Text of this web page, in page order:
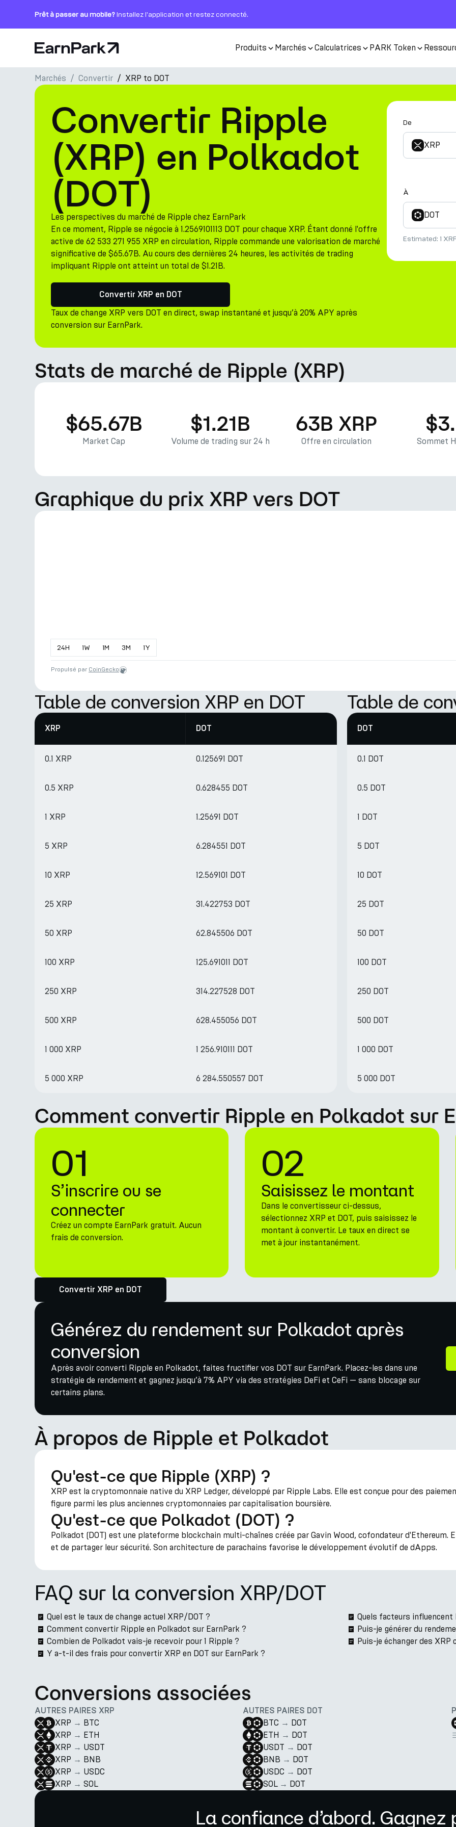
Prêt à passer au mobile?Installez l'application et restez connecté.
Page d'accueil Produits Marchés Calculatrices PARK Token
Produits
Marchés
Calculatrices
PARK Token
Ressources
Entreprise
Marchés Convertir XRP to DOT
Convertir Ripple
(XRP) en Polkadot
(DOT)
Les perspectives du marché de Ripple chez EarnPark
En ce moment, Ripple se négocie à 1.2569101113 DOT pour chaque XRP. Étant donné l'offre
active de 62 533 271 955 XRP en circulation, Ripple commande une valorisation de marché
significative de $65.67B. Au cours des dernières 24 heures, les activités de trading
impliquant Ripple ont atteint un total de $1.21B.
Convertir XRP en DOT
Taux de change XRP vers DOT en direct, swap instantané et jusqu’à 20% APY après
conversion sur EarnPark.
De
XRP
À
DOT
Estimated: 1
Stats de marché de Ripple (XRP)
$65.67B
Market Cap
$1.21B
Volume de trading sur 24 h
63B XRP
Offre en circulation Sommet
Graphique du prix XRP vers DOT
24H 1W 1M 3M 1Y
Propulsé par CoinGecko
Table de conversion XRP en DOT
XRP DOT
0.1 XRP 0.125691 DOT
0.5 XRP 0.628455 DOT
1 XRP 1.25691 DOT
5 XRP 6.284551 DOT
10 XRP 12.569101 DOT
25 XRP 31.422753 DOT
50 XRP 62.845506 DOT
100 XRP 125.691011 DOT
250 XRP 314.227528 DOT
500 XRP 628.455056 DOT
1 000 XRP 1 256.910111 DOT
5 000 XRP 6 284.550557 DOT
Table de
DOT
0.1 DOT
0.5 DOT
1 DOT
5 DOT
10 DOT
25 DOT
50 DOT
100 DOT
250 DOT
500 DOT
1 000 DOT
5 000 DOT
Comment convertir Ripple en Polkadot sur
01
S’inscrire ou se
connecter
Créez un compte EarnPark gratuit. Aucun
frais de conversion.
02
Saisissez le montant
Dans le convertisseur ci-dessus,
sélectionnez XRP et DOT, puis saisissez le
montant à convertir. Le taux en direct se
met à jour instantanément.
Convertir XRP en DOT
Générez du rendement sur Polkadot après
conversion
Après avoir converti Ripple en Polkadot, faites fructifier vos DOT sur EarnPark. Placez-les dans une
stratégie de rendement et gagnez jusqu’à 7% APY via des stratégies DeFi et CeFi — sans blocage sur
certains plans.
À propos de Ripple et Polkadot
Qu'est-ce que Ripple (XRP) ?
XRP est la cryptomonnaie native du XRP Ledger, développé par Ripple Labs. Elle est conçue pour des
figure parmi les plus anciennes cryptomonnaies par capitalisation boursière.
Qu'est-ce que Polkadot (DOT) ?
Polkadot (DOT) est une plateforme blockchain multi-chaînes créée par Gavin Wood, cofondateur
et de partager leur sécurité. Son architecture de parachains favorise le développement évolutif de dApps.
FAQ sur la conversion XRP/DOT
Quel est le taux de change actuel XRP/DOT ?
Comment convertir Ripple en Polkadot sur EarnPark ?
Combien de Polkadot vais-je recevoir pour 1 Ripple ?
Y a-t-il des frais pour convertir XRP en DOT sur EarnPark ?
Quels facteurs influencent
Puis-je générer du
Puis-je échanger des XRP
Conversions associées
AUTRES PAIRES XRP
XRP → BTC
XRP → ETH
XRP → USDT
XRP → BNB
XRP → USDC
XRP → SOL
AUTRES PAIRES DOT
BTC → DOT
ETH → DOT
USDT → DOT
BNB → DOT
USDC → DOT
SOL → DOT
La confiance d’abord. Gagnez